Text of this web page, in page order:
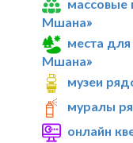
массовые
Мшана»
места
Мшана»
музеи
муралы
онлайн